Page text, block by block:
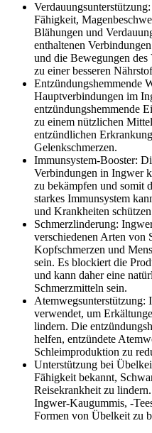
Fähigkeit,
Blähungen und
enthaltenen
und die Bewegungen des
zu einer besseren
Entzündungshemmende
Hauptverbindungen im
entzündungshemmende
zu einem nützlichen
entzündlichen
Gelenkschmerzen.
Immunsystem-Booster:
Verbindungen in Ingwer
zu bekämpfen und somit
starkes Immunsystem
und Krankheiten
Schmerzlinderung:
verschiedenen Arten von
Kopfschmerzen und
sein. Es blockiert die
und kann daher eine
Schmerzmitteln sein.
verwendet, um
lindern. Die
helfen, entzündete
Schleimproduktion zu
Unterstützung bei
Fähigkeit bekannt,
Reisekrankheit zu
Ingwer-Kaugummis, -
Formen von Übelkeit zu